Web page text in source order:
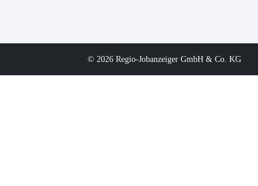
© 2026 Regio-Jobanzeiger GmbH & Co. KG